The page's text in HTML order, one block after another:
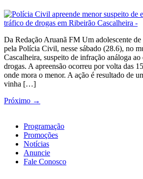
Da Redação Aruanã FM Um adolescente
pela Polícia Civil, nesse sábado (28.6), no
Cascalheira, suspeito de infração análoga
drogas. A apreensão ocorreu por volta das
onde mora o menor. A ação é resultado de
vinha […]
Próximo →
Programação
Promoções
Notícias
Anuncie
Fale Conosco